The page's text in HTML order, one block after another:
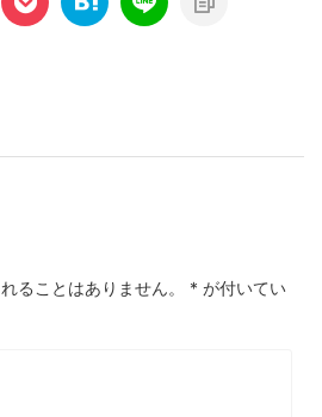
ることはありません。 * が付いてい